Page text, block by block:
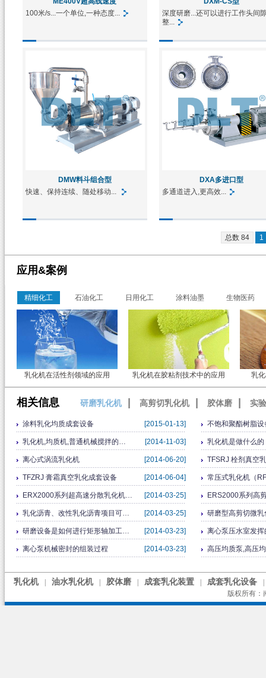
100米/s...一个单位,一种态度...
深度研磨...还可以进行工作头间
整...
DMW料斗组合型
快速、保持连续、随处移动...
DXA多进口型
多通道进入,更高效...
总数 84 1
应用&案例
精细化工 石油化工 日用化工 涂料油墨 生物医药
乳化机在活性剂领域的应用 乳化机在胶粘剂技术中的应用 乳
相关信息 研磨乳化机 高剪切乳化机 胶体磨 实
[2015-01-13]
涂料乳化均质成套设备 不饱和聚酯树脂设
[2014-11-03]
乳化机,均质机,普通机械搅拌的… 乳化机是做什么的
[2014-06-20]
离心式涡流乳化机 TFSRJ 栓剂真空
[2014-06-04]
TFZRJ 膏霜真空乳化成套设备 常压式乳化机（
[2014-03-25]
ERX2000系列超高速分散乳化机… ERS2000系列高
[2014-03-25]
乳化沥青、改性乳化沥青项目可… 研磨型高剪切微
[2014-03-23]
研磨设备是如何进行矩形轴加工… 离心泵压水室发
[2014-03-23]
离心泵机械密封的组装过程 高压均质泵,高压
乳化机 油水乳化机 胶体磨 成套乳化装置 成套乳化设备
版权所有：